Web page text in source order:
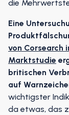
die
Eine
von Corsearch
Marktstudie
britischen
auf
wichtigster
da etwas, das